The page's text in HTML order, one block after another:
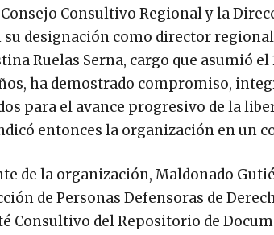
Consejo Consultivo Regional y la
designación como director
Ruelas Serna, cargo que asumió el
ha demostrado compromiso,
para el avance progresivo de la
entonces la organización en un
de la organización, Maldonado
de Personas Defensoras de
Consultivo del Repositorio de